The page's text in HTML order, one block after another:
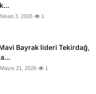
Nisan 3, 2026 1
Bayrak lideri Tekirdağ,
Mayıs 21, 2026 1